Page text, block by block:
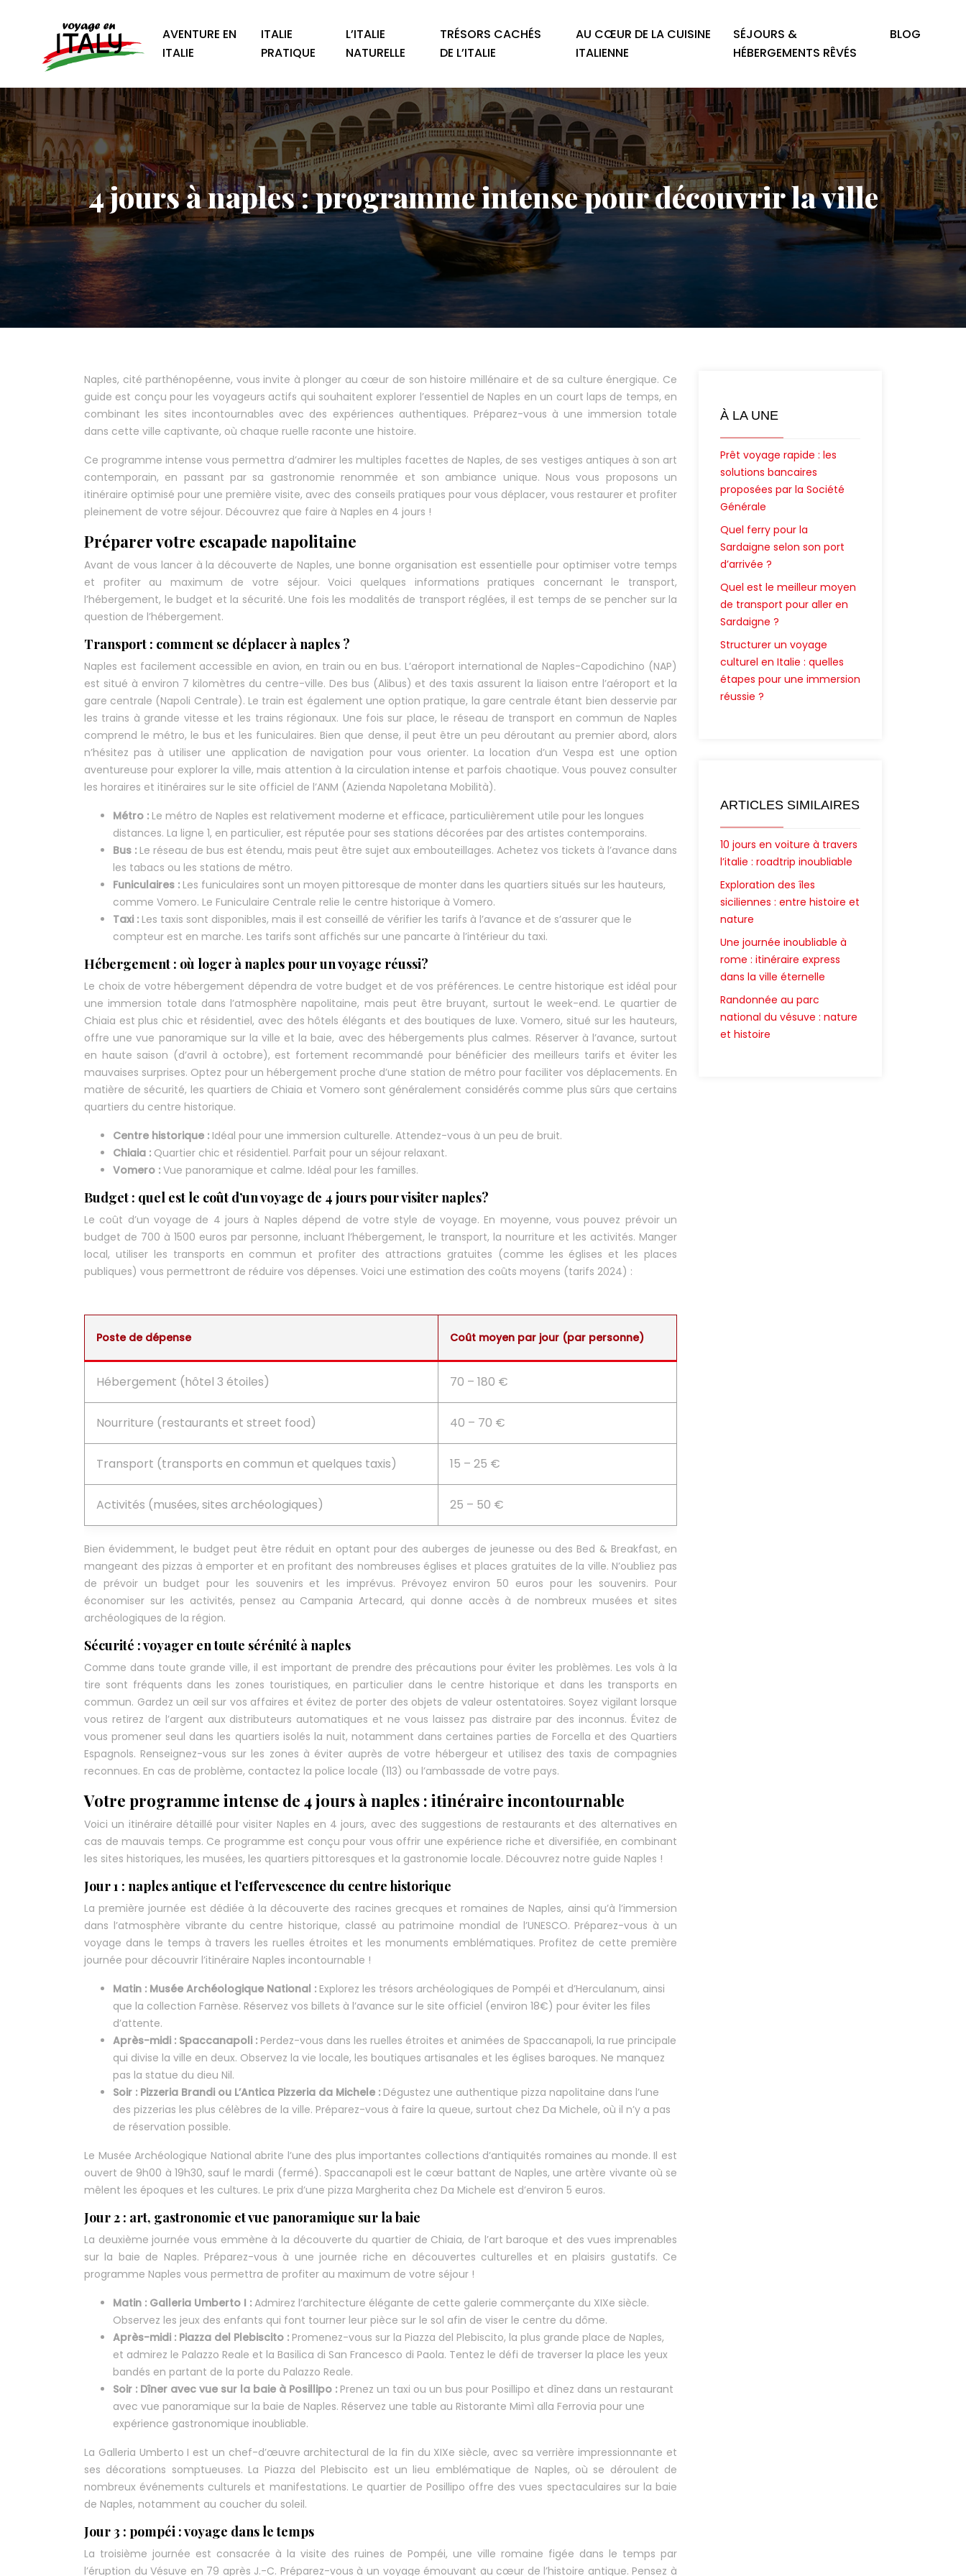
AVENTURE EN
ITALIE
ITALIE
PRATIQUE
L’ITALIE
NATURELLE
TRÉSORS CACHÉS
DE L’ITALIE
AU CŒUR DE LA CUISINE
ITALIENNE
SÉJOURS &
HÉBERGEMENTS RÊVÉS
BLOG
4 jours à naples : programme intense pour découvrir la ville
Naples, cité parthénopéenne, vous invite à plonger au cœur de son histoire millénaire et de sa culture énergique. Ce
guide est conçu pour les voyageurs actifs qui souhaitent explorer l’essentiel de Naples en un court laps de temps, en
combinant les sites incontournables avec des expériences authentiques. Préparez-vous à une immersion totale
dans cette ville captivante, où chaque ruelle raconte une histoire.
Ce programme intense vous permettra d’admirer les multiples facettes de Naples, de ses vestiges antiques à son art
contemporain, en passant par sa gastronomie renommée et son ambiance unique. Nous vous proposons un
itinéraire optimisé pour une première visite, avec des conseils pratiques pour vous déplacer, vous restaurer et profiter
pleinement de votre séjour. Découvrez que faire à Naples en 4 jours !
Préparer votre escapade napolitaine
Avant de vous lancer à la découverte de Naples, une bonne organisation est essentielle pour optimiser votre temps
et profiter au maximum de votre séjour. Voici quelques informations pratiques concernant le transport,
l’hébergement, le budget et la sécurité. Une fois les modalités de transport réglées, il est temps de se pencher sur la
question de l’hébergement.
Transport : comment se déplacer à naples ?
Naples est facilement accessible en avion, en train ou en bus. L’aéroport international de Naples-Capodichino (NAP)
est situé à environ 7 kilomètres du centre-ville. Des bus (Alibus) et des taxis assurent la liaison entre l’aéroport et la
gare centrale (Napoli Centrale). Le train est également une option pratique, la gare centrale étant bien desservie par
les trains à grande vitesse et les trains régionaux. Une fois sur place, le réseau de transport en commun de Naples
comprend le métro, le bus et les funiculaires. Bien que dense, il peut être un peu déroutant au premier abord, alors
n’hésitez pas à utiliser une application de navigation pour vous orienter. La location d’un Vespa est une option
aventureuse pour explorer la ville, mais attention à la circulation intense et parfois chaotique. Vous pouvez consulter
les horaires et itinéraires sur le site officiel de l’ANM (Azienda Napoletana Mobilità).
Métro : Le métro de Naples est relativement moderne et efficace, particulièrement utile pour les longues
distances. La ligne 1, en particulier, est réputée pour ses stations décorées par des artistes contemporains.
Bus : Le réseau de bus est étendu, mais peut être sujet aux embouteillages. Achetez vos tickets à l’avance dans
les tabacs ou les stations de métro.
Funiculaires : Les funiculaires sont un moyen pittoresque de monter dans les quartiers situés sur les hauteurs,
comme Vomero. Le Funiculaire Centrale relie le centre historique à Vomero.
Taxi : Les taxis sont disponibles, mais il est conseillé de vérifier les tarifs à l’avance et de s’assurer que le
compteur est en marche. Les tarifs sont affichés sur une pancarte à l’intérieur du taxi.
Hébergement : où loger à naples pour un voyage réussi?
Le choix de votre hébergement dépendra de votre budget et de vos préférences. Le centre historique est idéal pour
une immersion totale dans l’atmosphère napolitaine, mais peut être bruyant, surtout le week-end. Le quartier de
Chiaia est plus chic et résidentiel, avec des hôtels élégants et des boutiques de luxe. Vomero, situé sur les hauteurs,
offre une vue panoramique sur la ville et la baie, avec des hébergements plus calmes. Réserver à l’avance, surtout
en haute saison (d’avril à octobre), est fortement recommandé pour bénéficier des meilleurs tarifs et éviter les
mauvaises surprises. Optez pour un hébergement proche d’une station de métro pour faciliter vos déplacements. En
matière de sécurité, les quartiers de Chiaia et Vomero sont généralement considérés comme plus sûrs que certains
quartiers du centre historique.
Centre historique : Idéal pour une immersion culturelle. Attendez-vous à un peu de bruit.
Chiaia : Quartier chic et résidentiel. Parfait pour un séjour relaxant.
Vomero : Vue panoramique et calme. Idéal pour les familles.
Budget : quel est le coût d’un voyage de 4 jours pour visiter naples?
Le coût d’un voyage de 4 jours à Naples dépend de votre style de voyage. En moyenne, vous pouvez prévoir un
budget de 700 à 1500 euros par personne, incluant l’hébergement, le transport, la nourriture et les activités. Manger
local, utiliser les transports en commun et profiter des attractions gratuites (comme les églises et les places
publiques) vous permettront de réduire vos dépenses. Voici une estimation des coûts moyens (tarifs 2024) :
Poste de dépense Coût moyen par jour (par personne)
Hébergement (hôtel 3 étoiles) 70 – 180 €
Nourriture (restaurants et street food) 40 – 70 €
Transport (transports en commun et quelques taxis) 15 – 25 €
Activités (musées, sites archéologiques) 25 – 50 €
Bien évidemment, le budget peut être réduit en optant pour des auberges de jeunesse ou des Bed & Breakfast, en
mangeant des pizzas à emporter et en profitant des nombreuses églises et places gratuites de la ville. N’oubliez pas
de prévoir un budget pour les souvenirs et les imprévus. Prévoyez environ 50 euros pour les souvenirs. Pour
économiser sur les activités, pensez au Campania Artecard, qui donne accès à de nombreux musées et sites
archéologiques de la région.
Sécurité : voyager en toute sérénité à naples
Comme dans toute grande ville, il est important de prendre des précautions pour éviter les problèmes. Les vols à la
tire sont fréquents dans les zones touristiques, en particulier dans le centre historique et dans les transports en
commun. Gardez un œil sur vos affaires et évitez de porter des objets de valeur ostentatoires. Soyez vigilant lorsque
vous retirez de l’argent aux distributeurs automatiques et ne vous laissez pas distraire par des inconnus. Évitez de
vous promener seul dans les quartiers isolés la nuit, notamment dans certaines parties de Forcella et des Quartiers
Espagnols. Renseignez-vous sur les zones à éviter auprès de votre hébergeur et utilisez des taxis de compagnies
reconnues. En cas de problème, contactez la police locale (113) ou l’ambassade de votre pays.
Votre programme intense de 4 jours à naples : itinéraire incontournable
Voici un itinéraire détaillé pour visiter Naples en 4 jours, avec des suggestions de restaurants et des alternatives en
cas de mauvais temps. Ce programme est conçu pour vous offrir une expérience riche et diversifiée, en combinant
les sites historiques, les musées, les quartiers pittoresques et la gastronomie locale. Découvrez notre guide Naples !
Jour 1 : naples antique et l’effervescence du centre historique
La première journée est dédiée à la découverte des racines grecques et romaines de Naples, ainsi qu’à l’immersion
dans l’atmosphère vibrante du centre historique, classé au patrimoine mondial de l’UNESCO. Préparez-vous à un
voyage dans le temps à travers les ruelles étroites et les monuments emblématiques. Profitez de cette première
journée pour découvrir l’itinéraire Naples incontournable !
Matin : Musée Archéologique National : Explorez les trésors archéologiques de Pompéi et d’Herculanum, ainsi
que la collection Farnèse. Réservez vos billets à l’avance sur le site officiel (environ 18€) pour éviter les files
d’attente.
Après-midi : Spaccanapoli : Perdez-vous dans les ruelles étroites et animées de Spaccanapoli, la rue principale
qui divise la ville en deux. Observez la vie locale, les boutiques artisanales et les églises baroques. Ne manquez
pas la statue du dieu Nil.
Soir : Pizzeria Brandi ou L’Antica Pizzeria da Michele : Dégustez une authentique pizza napolitaine dans l’une
des pizzerias les plus célèbres de la ville. Préparez-vous à faire la queue, surtout chez Da Michele, où il n’y a pas
de réservation possible.
Le Musée Archéologique National abrite l’une des plus importantes collections d’antiquités romaines au monde. Il est
ouvert de 9h00 à 19h30, sauf le mardi (fermé). Spaccanapoli est le cœur battant de Naples, une artère vivante où se
mêlent les époques et les cultures. Le prix d’une pizza Margherita chez Da Michele est d’environ 5 euros.
Jour 2 : art, gastronomie et vue panoramique sur la baie
La deuxième journée vous emmène à la découverte du quartier de Chiaia, de l’art baroque et des vues imprenables
sur la baie de Naples. Préparez-vous à une journée riche en découvertes culturelles et en plaisirs gustatifs. Ce
programme Naples vous permettra de profiter au maximum de votre séjour !
Matin : Galleria Umberto I : Admirez l’architecture élégante de cette galerie commerçante du XIXe siècle.
Observez les jeux des enfants qui font tourner leur pièce sur le sol afin de viser le centre du dôme.
Après-midi : Piazza del Plebiscito : Promenez-vous sur la Piazza del Plebiscito, la plus grande place de Naples,
et admirez le Palazzo Reale et la Basilica di San Francesco di Paola. Tentez le défi de traverser la place les yeux
bandés en partant de la porte du Palazzo Reale.
Soir : Dîner avec vue sur la baie à Posillipo : Prenez un taxi ou un bus pour Posillipo et dînez dans un restaurant
avec vue panoramique sur la baie de Naples. Réservez une table au Ristorante Mimì alla Ferrovia pour une
expérience gastronomique inoubliable.
La Galleria Umberto I est un chef-d’œuvre architectural de la fin du XIXe siècle, avec sa verrière impressionnante et
ses décorations somptueuses. La Piazza del Plebiscito est un lieu emblématique de Naples, où se déroulent de
nombreux événements culturels et manifestations. Le quartier de Posillipo offre des vues spectaculaires sur la baie
de Naples, notamment au coucher du soleil.
Jour 3 : pompéi : voyage dans le temps
La troisième journée est consacrée à la visite des ruines de Pompéi, une ville romaine figée dans le temps par
l’éruption du Vésuve en 79 après J.-C. Préparez-vous à un voyage émouvant au cœur de l’histoire antique. Pensez à
À LA UNE
Prêt voyage rapide : les
solutions bancaires
proposées par la Société
Générale
Quel ferry pour la
Sardaigne selon son port
d’arrivée ?
Quel est le meilleur moyen
de transport pour aller en
Sardaigne ?
Structurer un voyage
culturel en Italie : quelles
étapes pour une immersion
réussie ?
ARTICLES SIMILAIRES
10 jours en voiture à travers
l’italie : roadtrip inoubliable
Exploration des îles
siciliennes : entre histoire et
nature
Une journée inoubliable à
rome : itinéraire express
dans la ville éternelle
Randonnée au parc
national du vésuve : nature
et histoire